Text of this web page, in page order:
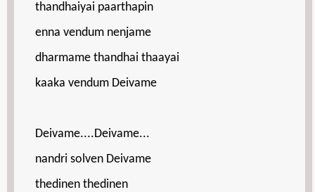
thandhaiyai paarthapin
enna vendum nenjame
dharmame thandhai thaayai
kaaka vendum Deivame
Deivame....Deivame...
nandri solven Deivame
thedinen thedinen